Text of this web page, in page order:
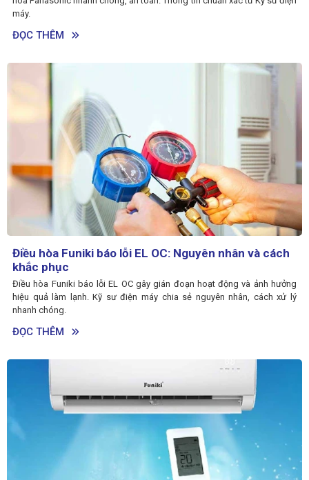
máy.
ĐỌC THÊM
Điều hòa Funiki báo lỗi EL OC: Nguyên nhân và cách
khắc phục
Điều hòa Funiki báo lỗi EL OC gây gián đoạn hoạt động và ảnh hưởng
hiệu quả làm lạnh. Kỹ sư điện máy chia sẻ nguyên nhân, cách xử lý
nhanh chóng.
ĐỌC THÊM